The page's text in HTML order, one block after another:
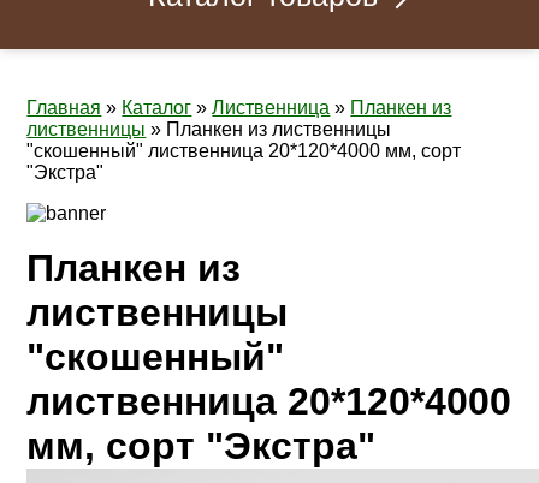
Главная » Каталог »Лиственница » Планкен из
лиственницы » Планкен из лиственницы
"скошенный" лиственница 20*120*4000 мм, сорт
"Экстра"
Планкен из
лиственницы
"скошенный"
лиственница 20*120*4000
мм, сорт "Экстра"